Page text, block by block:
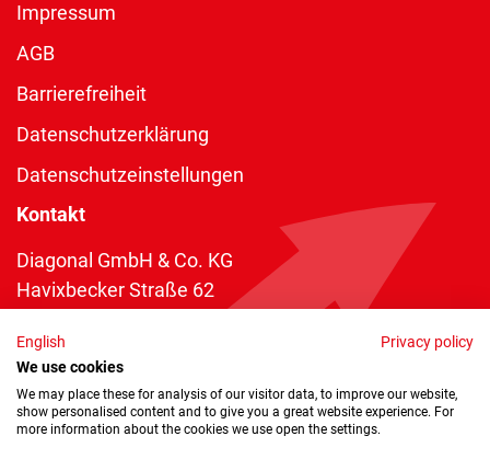
Impressum
AGB
Barrierefreiheit
Datenschutzerklärung
Datenschutzeinstellungen
Kontakt
Diagonal GmbH & Co. KG
Havixbecker Straße 62
Telefon:+49 2534 970 216
Telefax: +49 2534 970 116
info@diagonal.de
English
Privacy policy
We use cookies
We may place these for analysis of our visitor data, to improve our website,
show personalised content and to give you a great website experience. For
more information about the cookies we use open the settings.